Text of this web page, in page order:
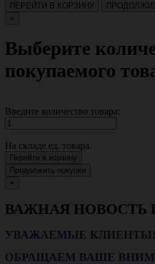
ПЕРЕЙТИ В КОРЗИНУ
×
Выберите
покупаемого
Введите количество товара:
На складе ед. товара.
Перейти в корзину
Продолжить покупки
×
ВАЖНАЯ НОВОСТЬ
УВАЖАЕМЫЕ КЛИЕНТЫ!
ОБРАЩАЕМ ВАШЕ